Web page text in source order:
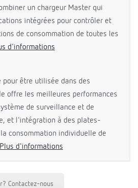
un chargeur Master qui
intégrées pour contrôler et
de consommation de toutes les
d'informations
pour être utilisée dans des
offre les meilleures performances
de surveillance et de
et l'intégration à des plates-
consommation individuelle de
Plus d'informations
Contactez-nous